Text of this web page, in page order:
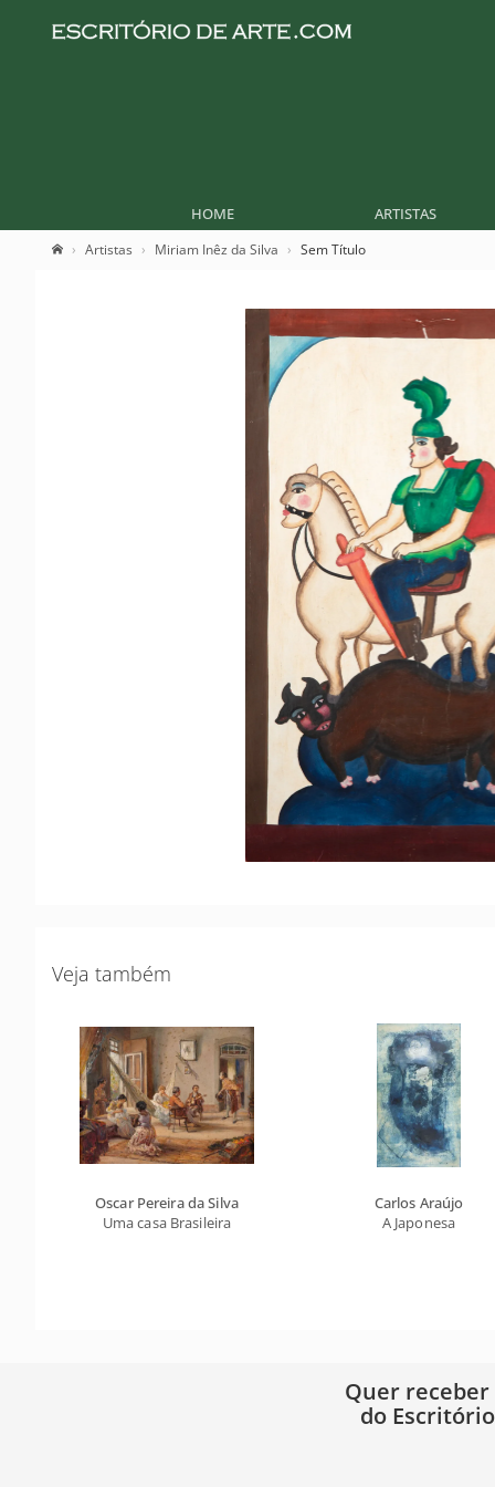
HOME ARTISTAS
Artistas Miriam Inêz da Silva Sem Título
Veja também
Oscar Pereira da Silva
Uma casa Brasileira
Carlos Araújo
A Japonesa
Quer
do